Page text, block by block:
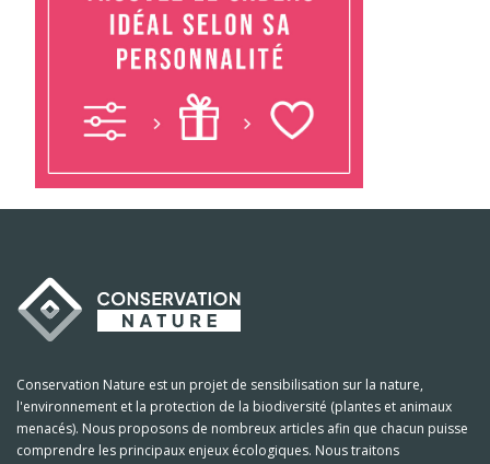
Conservation Nature est un projet de sensibilisation sur la nature,
l'environnement et la protection de la biodiversité (plantes et animaux
menacés). Nous proposons de nombreux articles afin que chacun puisse
comprendre les principaux enjeux écologiques. Nous traitons